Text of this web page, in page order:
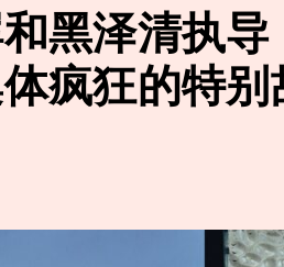
黑泽清执
疯狂的特